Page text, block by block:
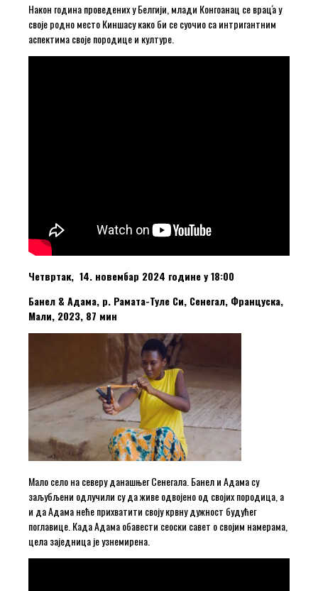
Након година проведених у Белгији, млади Конгоанац се врац́а у
своје родно место Киншасу како би се суочио са интригантним
аспектима своје породице и културе.
Четвртак, 14. новембар 2024 године у 18:00
Банел & Адама, р. Рамата-Туле Си, Сенегал, Француска,
Мали, 2023, 87 мин
Мало село на северу данашњег Сенегала. Банел и Адама су
заљубљени одлучили су да живе одвојено од својих породица, а
и да Адама неће прихватити своју крвну дужност будућег
поглавице. Када Адама обавести сеоски савет о својим намерама,
цела заједница је узнемирена.